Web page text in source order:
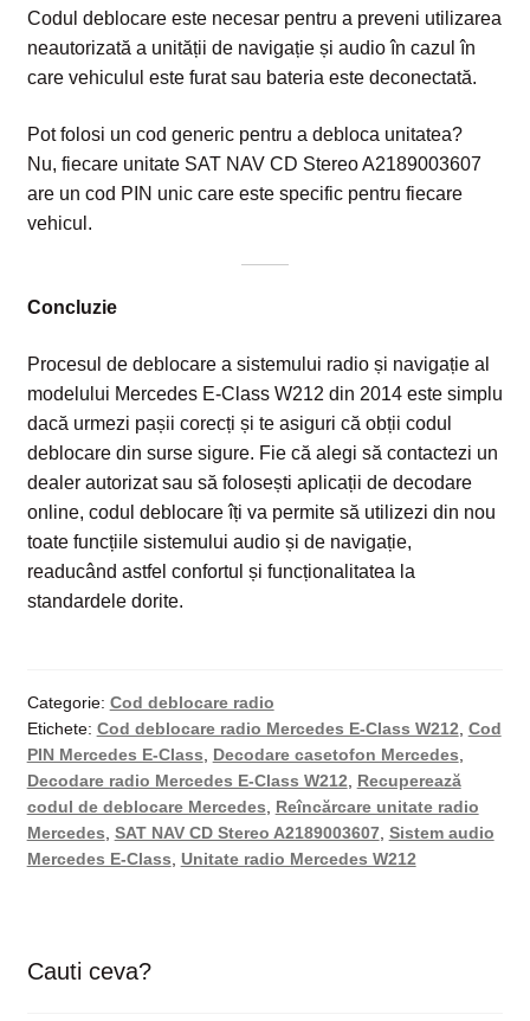
Codul deblocare este necesar pentru a preveni utilizarea
neautorizată a unității de navigație și audio în cazul în
care vehiculul este furat sau bateria este deconectată.
Pot folosi un cod generic pentru a debloca unitatea?
Nu, fiecare unitate SAT NAV CD Stereo A2189003607
are un cod PIN unic care este specific pentru fiecare
vehicul.
Concluzie
Procesul de deblocare a sistemului radio și navigație al
modelului Mercedes E-Class W212 din 2014 este simplu
dacă urmezi pașii corecți și te asiguri că obții codul
deblocare din surse sigure. Fie că alegi să contactezi un
dealer autorizat sau să folosești aplicații de decodare
online, codul deblocare îți va permite să utilizezi din nou
toate funcțiile sistemului audio și de navigație,
readucând astfel confortul și funcționalitatea la
standardele dorite.
Categorie: Cod deblocare radio
Etichete: Cod deblocare radio Mercedes E-Class W212 Cod
PIN Mercedes E-Class
Decodare casetofon Mercedes
Decodare radio Mercedes E-Class W212
Recuperează
codul de deblocare Mercedes
Reîncărcare unitate radio
Mercedes SAT NAV CD Stereo A2189003607, Sistem audio
Mercedes E-Class
Unitate radio Mercedes W212
Cauti ceva?